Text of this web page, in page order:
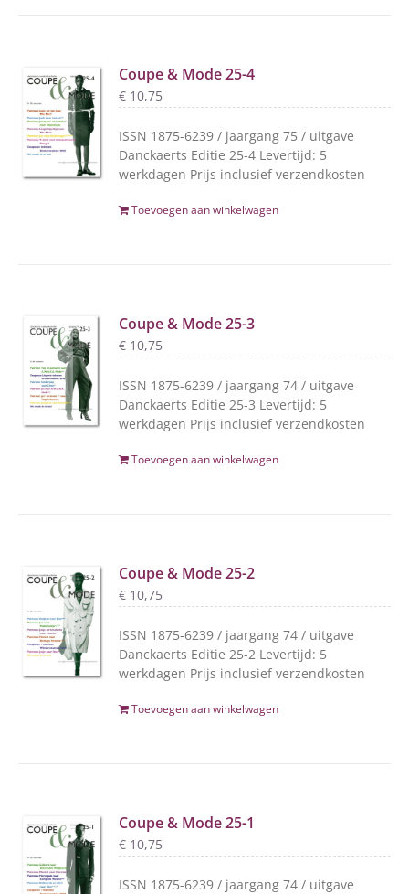
Coupe & Mode 25-4
€ 10,75
ISSN 1875-6239 / jaargang 75 / uitgave
Danckaerts Editie 25-4 Levertijd: 5
werkdagen Prijs inclusief verzendkosten
Toevoegen aan winkelwagen
Coupe & Mode 25-3
€ 10,75
ISSN 1875-6239 / jaargang 74 / uitgave
Danckaerts Editie 25-3 Levertijd: 5
werkdagen Prijs inclusief verzendkosten
Toevoegen aan winkelwagen
Coupe & Mode 25-2
€ 10,75
ISSN 1875-6239 / jaargang 74 / uitgave
Danckaerts Editie 25-2 Levertijd: 5
werkdagen Prijs inclusief verzendkosten
Toevoegen aan winkelwagen
Coupe & Mode 25-1
€ 10,75
ISSN 1875-6239 / jaargang 74 / uitgave